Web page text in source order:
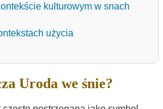
kulturowym w snach
użycia
Uroda we śnie?